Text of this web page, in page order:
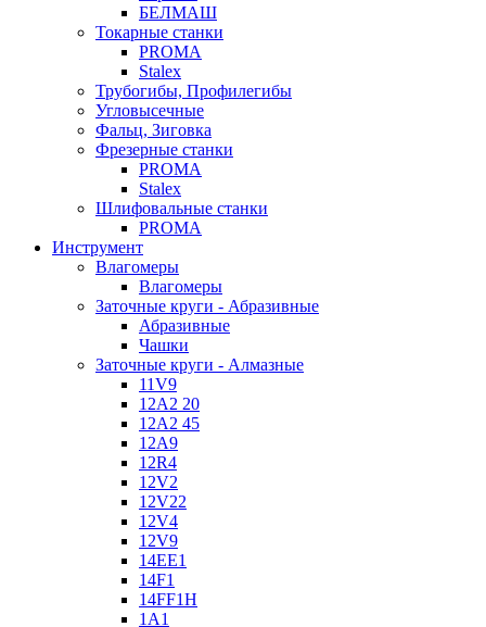
БЕЛМАШ
Токарные станки
PROMA
Stalex
Трубогибы, Профилегибы
Угловысечные
Фальц, Зиговка
Фрезерные станки
PROMA
Stalex
Шлифовальные станки
PROMA
Инструмент
Влагомеры
Влагомеры
Заточные круги - Абразивные
Абразивные
Чашки
Заточные круги - Алмазные
11V9
12A2 20
12A2 45
12A9
12R4
12V2
12V22
12V4
12V9
14EE1
14F1
14FF1H
1A1